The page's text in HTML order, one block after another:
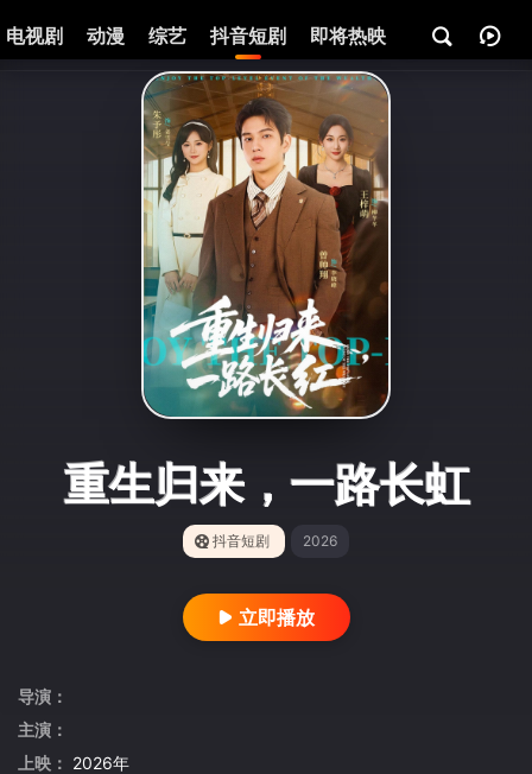
电视剧 动漫 综艺 抖音短剧 即将热映 资讯
重生归来，一路长虹
抖音短剧 2026
立即播放
导演：
主演：
上映： 2026年